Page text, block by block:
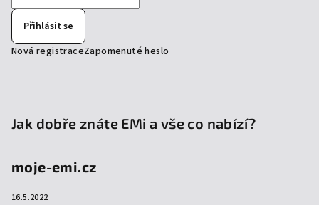
Přihlásit se
Nová registraceZapomenuté heslo
Jak dobře znáte EMi a vše co nabízí?
moje-emi.cz
16.5.2022